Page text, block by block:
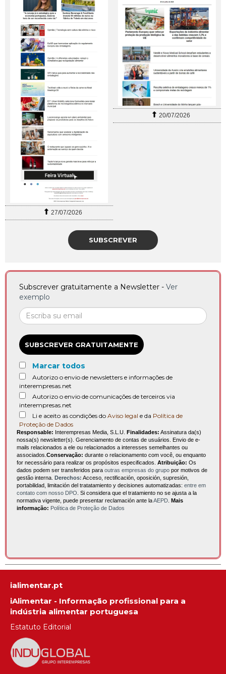
27/07/2026
20/07/2026
SUBSCREVER
Subscrever gratuitamente a Newsletter - Ver
exemplo
SUBSCREVER GRATUITAMENTE
Marcar todos
Autorizo o envio de newsletters e informações de
interempresas.net
Autorizo o envio de comunicações de terceiros via
interempresas.net
Li e aceito as condições do Aviso legal e da Política de
Proteção de Dados
Responsable: Interempresas Media, S.L.U. Finalidades: Assinatura da(s)
nossa(s) newsletter(s). Gerenciamento de contas de usuários. Envio de e-
mails relacionados a ele ou relacionados a interesses semelhantes ou
associados. Conservação: durante o relacionamento com você, ou enquanto
for necessário para realizar os propósitos especificados. Atribuição: Os
dados podem ser transferidos para outras empresas do grupo por motivos de
gestão interna. Derechos: Acceso, rectificación, oposición, supresión,
portabilidad, limitación del tratatamiento y decisiones automatizadas: entre em
contato com nosso DPO . Si considera que el tratamiento no se ajusta a la
normativa vigente, puede presentar reclamación ante laAEPD Mais
informação: Política de Proteção de Dados
ialimentar.pt
iAlimentar - Informação profissional para a
indústria alimentar portuguesa
Estatuto Editorial